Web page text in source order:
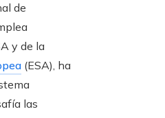
de
y de la
(ESA), ha
las